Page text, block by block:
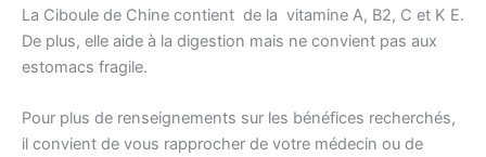
La Ciboule de Chine contient de la vitamine A, B2, C et K E.
De plus, elle aide à la digestion mais ne convient pas aux
estomacs fragile.
Pour plus de renseignements sur les bénéfices recherchés,
il convient de vous rapprocher de votre médecin ou de